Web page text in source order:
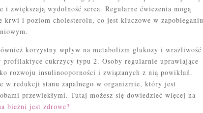
i zwiększają wydolność serca. Regularne ćwiczenia mogą
krwi i poziom cholesterolu, co jest kluczowe w zapobieganiu
korzystny wpływ na metabolizm glukozy i wrażliwość
profilaktyce cukrzycy typu 2. Osoby regularnie uprawiające
rozwoju insulinooporności i związanych z nią powikłań.
w redukcji stanu zapalnego w organizmie, który jest
przewlekłymi. Tutaj możesz się dowiedzieć więcej na
bieżni jest zdrowe?